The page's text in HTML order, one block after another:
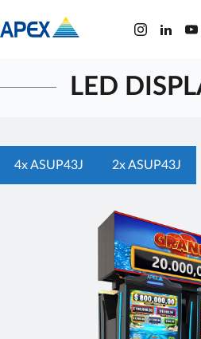
LED
4x ASUP43J 2x ASUP43J